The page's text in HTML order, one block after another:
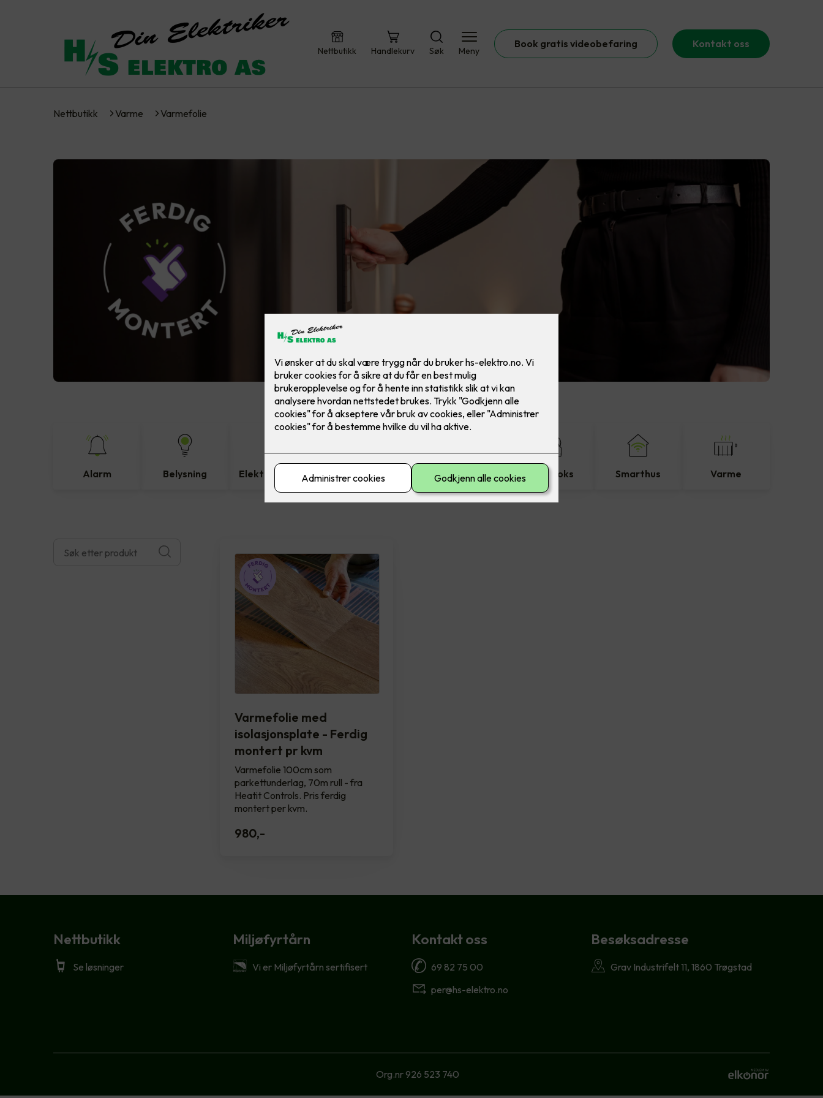
Nettbutikk Handlekurv Søk Meny
Book gratis videobefaring Kontakt oss
Nettbutikk Varme Varmefolie
Alarm Belysning Elektromateriell El-sikkerhet Ferdig montert Ladeboks Smarthus Varme
Varmefolie med
isolasjonsplate - Ferdig
montert pr kvm
Varmefolie 100cm som
parkettunderlag, 70m rull - fra
Heatit Controls. Pris ferdig
montert per kvm.
980,-
Nettbutikk
Se løsninger
Miljøfyrtårn
Vi er Miljøfyrtårn sertifisert
Kontakt oss
69 82 75 00
per@hs-elektro.no
Besøksadresse
Grav Industrifelt 11, 1860 Trøgstad
Org.nr 926 523 740